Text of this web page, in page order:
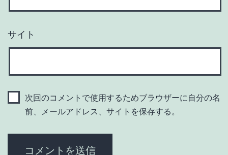
サイト
次回のコメントで使用するためブラウザーに自分の名
前、メールアドレス、サイトを保存する。